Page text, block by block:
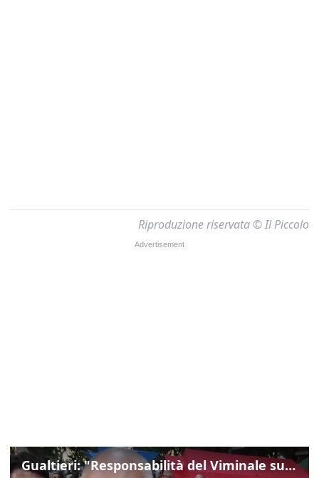
Riproduzione riservata © Il Piccolo
Gualtieri: "Responsabilità del Viminale su Spin Time? La posizione dei partiti è nota"